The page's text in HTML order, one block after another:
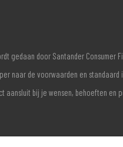
gedaan door Santander Consumer
naar de voorwaarden en
aansluit bij je wensen, behoeften en